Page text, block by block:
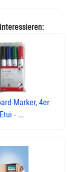
Marker, 4er
Etui - ...